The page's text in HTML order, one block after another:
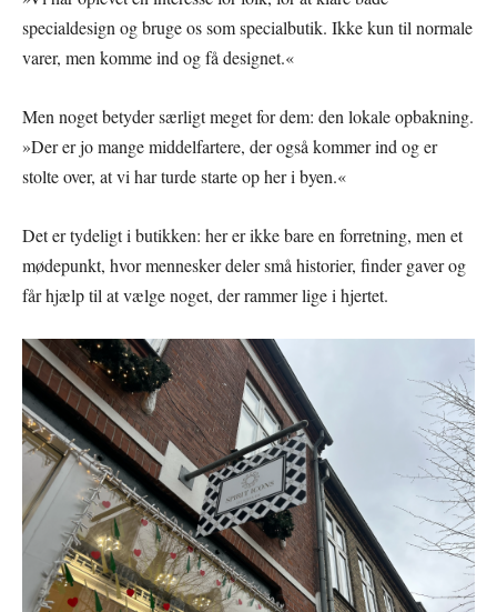
specialdesign og bruge os som specialbutik. Ikke kun til normale
varer, men komme ind og få designet.«
Men noget betyder særligt meget for dem: den lokale opbakning.
»Der er jo mange middelfartere, der også kommer ind og er
stolte over, at vi har turde starte op her i byen.«
Det er tydeligt i butikken: her er ikke bare en forretning, men et
mødepunkt, hvor mennesker deler små historier, finder gaver og
får hjælp til at vælge noget, der rammer lige i hjertet.